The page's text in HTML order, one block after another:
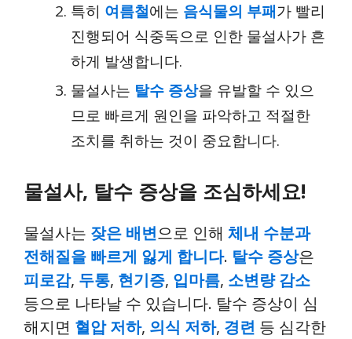
특히 여름철에는 음식물의 부패가 빨리
진행되어 식중독으로 인한 물설사가 흔
하게 발생합니다.
물설사는 탈수 증상을 유발할 수 있으
므로 빠르게 원인을 파악하고 적절한
조치를 취하는 것이 중요합니다.
물설사, 탈수 증상을 조심하세요!
물설사는 잦은 배변으로 인해 체내 수분과
전해질을 빠르게 잃게 합니다. 탈수 증상은
피로감, 두통, 현기증, 입마름, 소변량 감소
등으로 나타날 수 있습니다. 탈수 증상이 심
해지면 혈압 저하, 의식 저하, 경련 등 심각한